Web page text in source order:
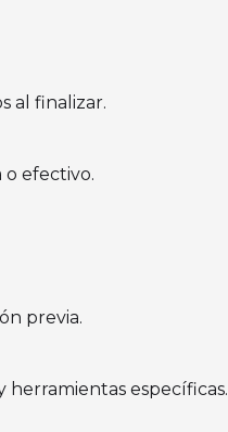
al finalizar.
o efectivo.
previa.
herramientas específicas.